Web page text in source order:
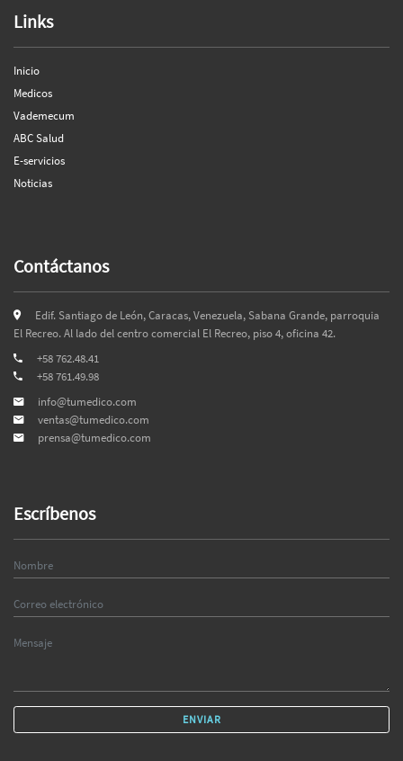
Links
Inicio
Medicos
Vademecum
ABC Salud
E-servicios
Noticias
Contáctanos
Edif. Santiago de León, Caracas, Venezuela, Sabana Grande, parroquia
El Recreo. Al lado del centro comercial El Recreo, piso 4, oficina 42.
+58 762.48.41
+58 761.49.98
info@tumedico.com
ventas@tumedico.com
prensa@tumedico.com
Escríbenos
ENVIAR